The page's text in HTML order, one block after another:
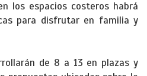
los espacios costeros habrá
para disfrutar en familia y
de 8 a 13 en plazas y